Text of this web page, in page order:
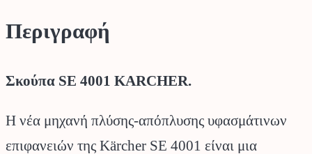
Περιγραφή
Σκούπα SE 4001 KARCHER.
Η νέα μηχανή πλύσης-απόπλυσης υφασμάτινων
επιφανειών της Kärcher SE 4001 είναι μια